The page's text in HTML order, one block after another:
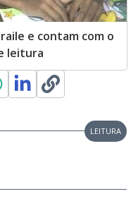
e contam com o
leitura
LEITURA